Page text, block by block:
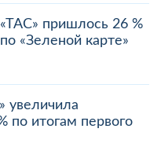
пришлось 26 %
«Зеленой карте»
увеличила
по итогам первого